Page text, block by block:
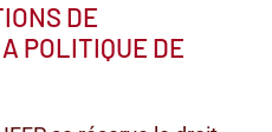
DE
POLITIQUE DE